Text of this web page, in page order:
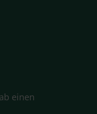
einen